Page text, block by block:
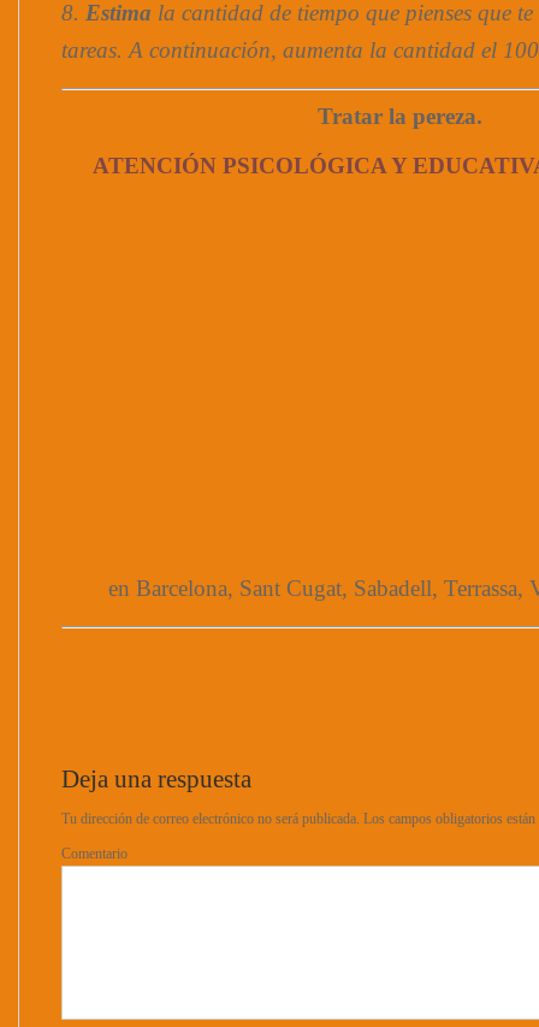
8. Estima la cantidad de tiempo que pienses que
tareas. A continuación, aumenta la cantidad el
Tratar la pereza.
ATENCIÓN PSICOLÓGICA Y
en Barcelona, Sant Cugat, Sabadell, Terrassa,
Deja una respuesta
Tu dirección de correo electrónico no será publicada. Los campos obligatorios
Comentario